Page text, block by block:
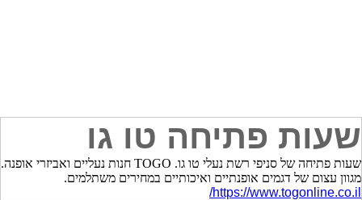
שעות פתיחה טו גו
שעות פתיחה של סניפי רשת נעלי טו גו. TOGO חנות נעליים ואביזרי אופנה.
מגוון עצום של דגמים אופנתיים ואיכותיים במחירים משתלמים.
https://www.togonline.co.il/